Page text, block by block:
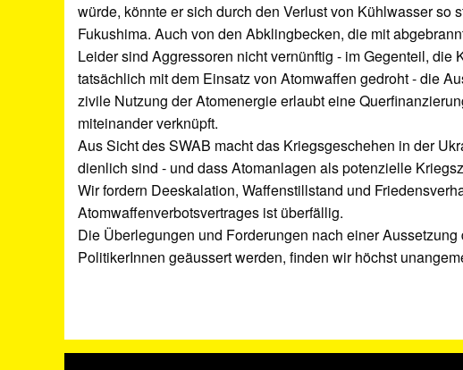
würde, könnte er sich durch den Verlust von Kühlwasser
Fukushima. Auch von den Abklingbecken, die mit
Leider sind Aggressoren nicht vernünftig - im Gegenteil,
tatsächlich mit dem Einsatz von Atomwaffen gedroht - die
zivile Nutzung der Atomenergie erlaubt eine
miteinander verknüpft.
Aus Sicht des SWAB macht das Kriegsgeschehen in der
dienlich sind - und dass Atomanlagen als potenzielle
Wir fordern Deeskalation, Waffenstillstand und
Atomwaffenverbotsvertrages ist überfällig.
Die Überlegungen und Forderungen nach einer
PolitikerInnen geäussert werden, finden wir höchst